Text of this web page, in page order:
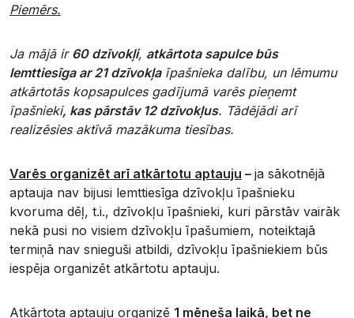
Piemērs.
Ja mājā ir 60 dzīvokļi, atkārtota sapulce būs
lemttiesīga ar 21 dzīvokļaīpašnieka dalību, un lēmumu
atkārtotās kopsapulces gadījumā varēs pieņemt
īpašnieki, kas pārstāv 12 dzīvokļus. Tādējādi arī
realizēsies aktīvā mazākuma tiesības.
Varēs organizēt arī atkārtotu aptauju – ja sākotnējā
aptauja nav bijusi lemttiesīga dzīvokļu īpašnieku
kvoruma dēļ, t.i., dzīvokļu īpašnieki, kuri pārstāv vairāk
nekā pusi no visiem dzīvokļu īpašumiem, noteiktajā
termiņā nav snieguši atbildi, dzīvokļu īpašniekiem būs
iespēja organizēt atkārtotu aptauju.
Atkārtota aptauju organizē 1 mēneša laikā, bet ne